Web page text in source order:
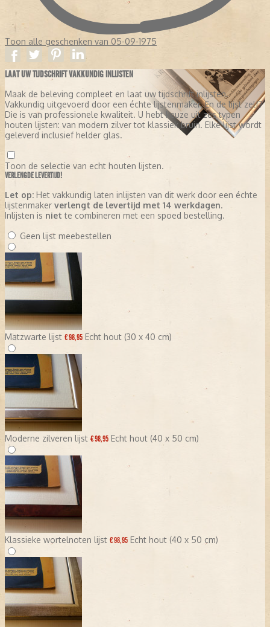
Toon alle geschenken van 05-09-1975
LAAT UW TIJDSCHRIFT VAKKUNDIG INLIJSTEN
Maak de beleving compleet en laat uw tijdschrift inlijsten.
Vakkundig uitgevoerd door een échte lijstenmaker. En de lijst zelf?
Die is van professionele kwaliteit. U hebt keuze uit zes typen
houten lijsten: van modern zilver tot klassiek bruin. Elke lijst wordt
geleverd inclusief helder glas.
Toon de selectie van echt houten lijsten.
VERLENGDE LEVERTIJD!
Let op: Het vakkundig laten inlijsten van dit werk door een échte
lijstenmaker verlengt de levertijd met 14 werkdagen.
Inlijsten is niet te combineren met een spoed bestelling.
Geen lijst meebestellen
Matzwarte lijst € 98,95 Echt hout (30 x 40 cm)
Moderne zilveren lijst € 98,95 Echt hout (40 x 50 cm)
Klassieke wortelnoten lijst € 98,95 Echt hout (40 x 50 cm)